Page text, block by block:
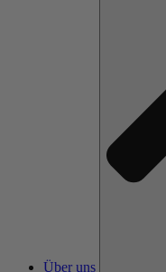
Über uns